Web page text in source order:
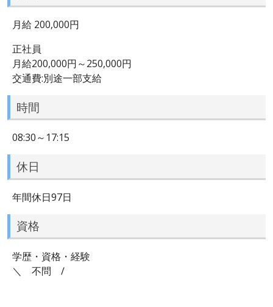
月給 200,000円
正社員
月給200,000円～250,000円
交通費:別途一部支給
時間
08:30～17:15
休日
年間休日97日
資格
学歴・資格・経験
＼ 不問 /